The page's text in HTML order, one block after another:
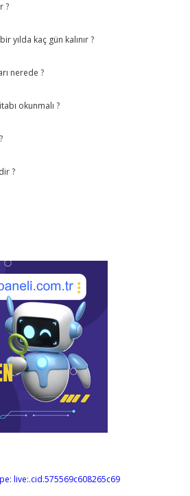
?
yılda kaç gün kalınır ?
nerede ?
okunmalı ?
?
live:.cid.575569c608265c69